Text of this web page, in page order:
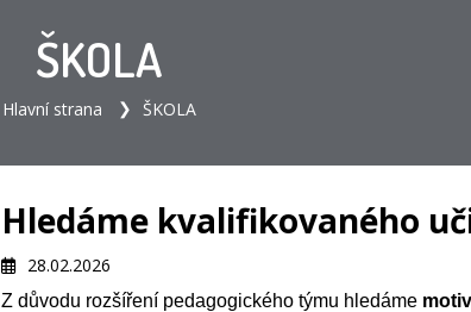
ŠKOLA
Hlavní strana ŠKOLA
Hledáme kvalifikovaného
28.02.2026
Z důvodu rozšíření pedagogického týmu hledáme